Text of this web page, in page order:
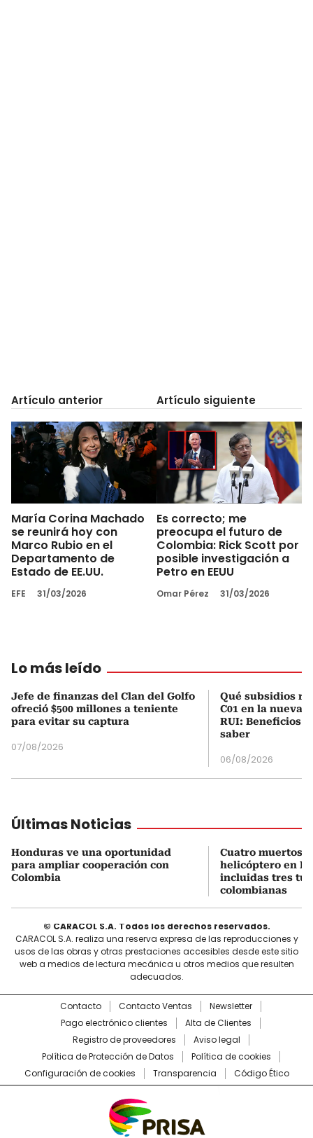
Artículo anterior
María Corina Machado
se reunirá hoy con
Marco Rubio en el
Departamento de
Estado de EE.UU.
EFE 31/03/2026
Artículo siguiente
Es correcto; me
preocupa el futuro de
Colombia: Rick Scott por
posible investigación a
Petro en EEUU
Omar Pérez 31/03/2026
Lo más leído
Jefe de finanzas del Clan del Golfo
ofreció $500 millones a teniente
para evitar su captura
07/08/2026
Qué subsidios
C01 en la nueva
RUI: Beneficios
saber
06/08/2026
Últimas Noticias
Honduras ve una oportunidad
para ampliar cooperación con
Colombia
Cuatro muertos
helicóptero en
incluidas tres
colombianas
© CARACOL S.A. Todos los derechos reservados.
CARACOL S.A. realiza una reserva expresa de las reproducciones y
usos de las obras y otras prestaciones accesibles desde este sitio
web a medios de lectura mecánica u otros medios que resulten
adecuados.
Contacto Contacto Ventas
Newsletter
Pago electrónico clientes
Alta de Clientes
Registro de proveedores
Aviso legal
Política de Protección de Datos
Política de cookies
Configuración de cookies
Transparencia Código Ético